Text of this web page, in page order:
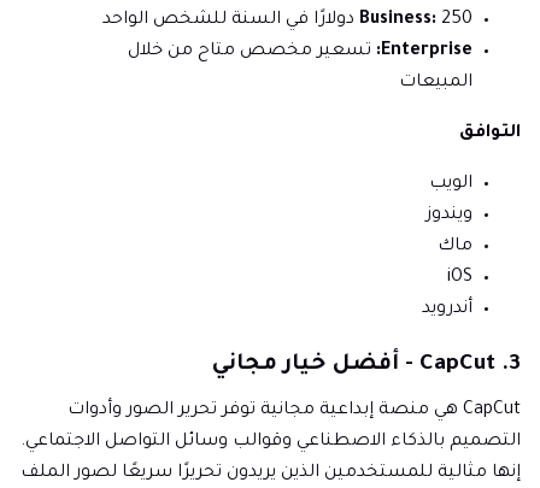
Business: 250 دولارًا في السنة للشخص الواحد
Enterprise:
تسعير مخصص متاح من خلال
المبيعات
التوافق
الويب
ويندوز
ماك
iOS
أندرويد
3. CapCut - أفضل خيار مجاني
CapCut هي منصة إبداعية مجانية توفر تحرير الصور وأدوات
التصميم بالذكاء الاصطناعي وقوالب وسائل التواصل الاجتماعي.
إنها مثالية للمستخدمين الذين يريدون تحريرًا سريعًا لصور الملف